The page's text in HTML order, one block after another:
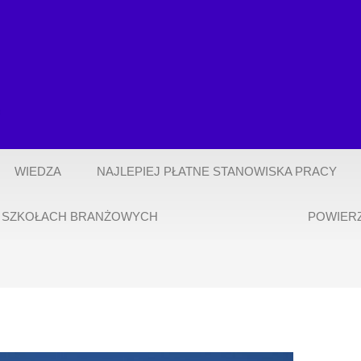
WIEDZA NAJLEPIEJ PŁATNE STANOWISKA PRACY
BRANŻOWYCH